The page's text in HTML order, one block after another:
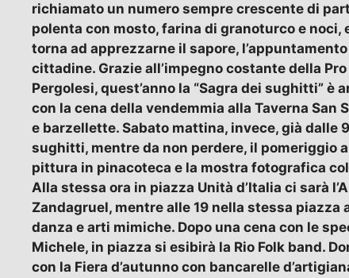
richiamato un numero sempre crescente di
polenta con mosto, farina di granoturco e noci,
torna ad apprezzarne il sapore,
cittadine. Grazie all’impegno costante della
Pergolesi, quest’anno la “Sagra dei sughitti”
con la cena della vendemmia alla Taverna
e barzellette. Sabato mattina, invece, già dalle
sughitti, mentre da non perdere, il pomeriggio
pittura in pinacoteca e la mostra fotografica
Alla stessa ora in piazza Unità d’Italia ci sarà
Zandagruel, mentre alle 19 nella stessa
danza e arti mimiche. Dopo una cena con le
Michele, in piazza si esibirà la Rio Folk band.
con la Fiera d’autunno con bancarelle